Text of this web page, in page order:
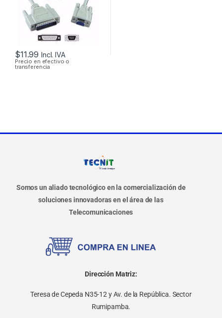
$11.99 Incl. IVA
Precio en efectivo o
transferencia
Somos un aliado tecnológico en la comercialización de
soluciones innovadoras en el área de las
Telecomunicaciones
Dirección Matriz:
Teresa de Cepeda N35-12 y Av. de la República. Sector
Rumipamba.